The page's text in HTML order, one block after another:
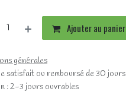
Ajouter au panier
générales
satisfait ou remboursé de 30 jours
: 2-3 jours ouvrables